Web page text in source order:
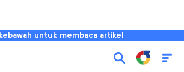
untuk membaca artikel